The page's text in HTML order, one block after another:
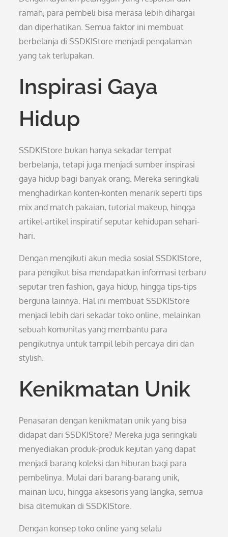
ramah, para pembeli bisa merasa lebih dihargai
dan diperhatikan. Semua faktor ini membuat
berbelanja di SSDKIStore menjadi pengalaman
yang tak terlupakan.
Inspirasi Gaya
Hidup
SSDKIStore bukan hanya sekadar tempat
berbelanja, tetapi juga menjadi sumber inspirasi
gaya hidup bagi banyak orang. Mereka seringkali
menghadirkan konten-konten menarik seperti tips
mix and match pakaian, tutorial makeup, hingga
artikel-artikel inspiratif seputar kehidupan sehari-
hari.
Dengan mengikuti akun media sosial SSDKIStore,
para pengikut bisa mendapatkan informasi terbaru
seputar tren fashion, gaya hidup, hingga tips-tips
berguna lainnya. Hal ini membuat SSDKIStore
menjadi lebih dari sekadar toko online, melainkan
sebuah komunitas yang membantu para
pengikutnya untuk tampil lebih percaya diri dan
stylish.
Kenikmatan Unik
Penasaran dengan kenikmatan unik yang bisa
didapat dari SSDKIStore? Mereka juga seringkali
menyediakan produk-produk kejutan yang dapat
menjadi barang koleksi dan hiburan bagi para
pembelinya. Mulai dari barang-barang unik,
mainan lucu, hingga aksesoris yang langka, semua
bisa ditemukan di SSDKIStore.
Dengan konsep toko online yang selalu